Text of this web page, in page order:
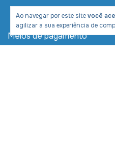
Ao navegar por este sitevocê
agilizar a sua experiência de
Meios de pagamento